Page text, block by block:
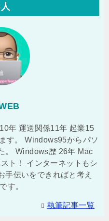
年 運送関係11年 起業15
す。 Windows95からパソ
。 Windows歴 26年 Mac
ト！ インターネットもシ
手伝いをできればと考え
す。
執筆記事一覧